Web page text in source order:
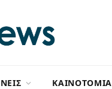
ΚΑΙΝΟΤΟΜΙΑ